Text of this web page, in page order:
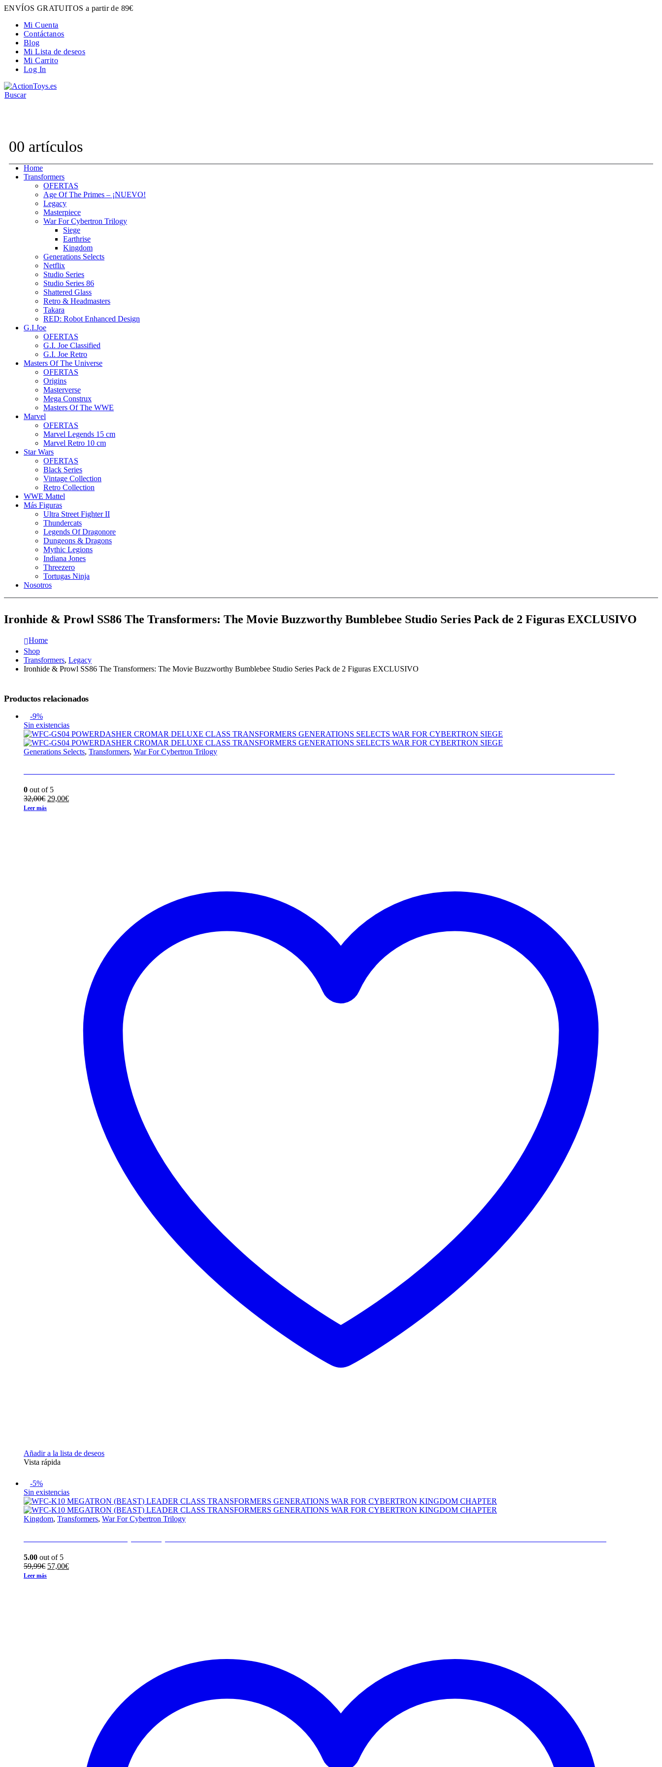
ENVÍOS GRATUITOS a partir de 89€
Mi Cuenta
Contáctanos
Blog
Mi Lista de deseos
Mi Carrito
Log In
Buscar
00 artículos
Home
Transformers
OFERTAS
Age Of The Primes – ¡NUEVO!
Legacy
Masterpiece
War For Cybertron Trilogy
Siege
Earthrise
Kingdom
Generations Selects
Netflix
Studio Series
Studio Series 86
Shattered Glass
Retro & Headmasters
Takara
RED: Robot Enhanced Design
G.I.Joe
OFERTAS
G.I. Joe Classified
G.I. Joe Retro
Masters Of The Universe
OFERTAS
Origins
Masterverse
Mega Construx
Masters Of The WWE
Marvel
OFERTAS
Marvel Legends 15 cm
Marvel Retro 10 cm
Star Wars
OFERTAS
Black Series
Vintage Collection
Retro Collection
WWE Mattel
Más Figuras
Ultra Street Fighter II
Thundercats
Legends Of Dragonore
Dungeons & Dragons
Mythic Legions
Indiana Jones
Threezero
Tortugas Ninja
Nosotros
Ironhide & Prowl SS86 The Transformers: The Movie Buzzworthy Bumblebee Studio Series Pack de 2 Figuras EXCLUSIVO
Home
Shop
Transformers, Legacy
Ironhide & Prowl SS86 The Transformers: The Movie Buzzworthy Bumblebee Studio Series Pack de 2 Figuras EXCLUSIVO
Productos relacionados
-9%
Sin existencias
Generations Selects, Transformers, War For Cybertron Trilogy
0 out of 5
32,00€ El
29,00€El
Leer más
Añadir a la lista de deseos
Vista rápida
-5%
Sin existencias
Kingdom, Transformers, War For Cybertron Trilogy
5.00 out of 5
59,99€ El
57,00€El
Leer más